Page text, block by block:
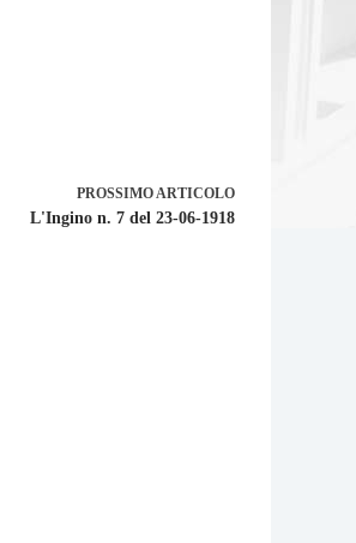
PROSSIMOARTICOLO
L'Ingino n. 7 del 23-06-1918